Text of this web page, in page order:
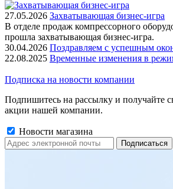
27.05.2026 Захватывающая бизнес-игра
В отделе продаж компрессорного
прошла захватывающая бизнес-игра.
30.04.2026 Поздравляем с успешным
22.08.2025 Временные изменения в
Подписка на новости компании
Подпишитесь на рассылку и получайте
акции нашей компании.
Новости магазина